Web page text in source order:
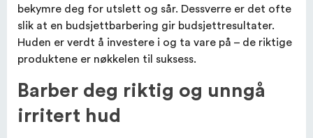
bekymre deg for utslett og sår. Dessverre er det ofte
slik at en budsjettbarbering gir budsjettresultater.
Huden er verdt å investere i og ta vare på – de riktige
produktene er nøkkelen til suksess.
Barber deg riktig og unngå
irritert hud